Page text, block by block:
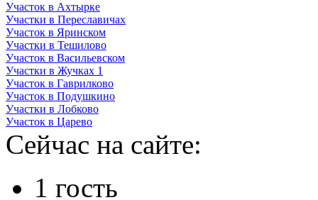
Участок в Ахтырке
Участки в Переславичах
Участок в Яринском
Участки в Тешилово
Участок в Васильевском
Участки в Жучках 1
Участок в Гаврилково
Участок в Подушкино
Участки в Лобково
Участок в Царево
Сейчас на сайте:
1 гость